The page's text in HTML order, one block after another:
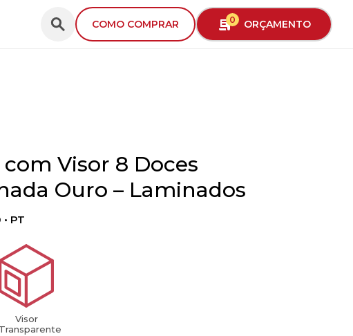
COMO COMPRAR 0 ORÇAMENTO
com Visor 8 Doces
Ouro – Laminados
PT
Visor
Transparente